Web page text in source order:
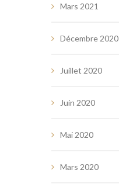
Mars 2021
Décembre 2020
Juillet 2020
Juin 2020
Mai 2020
Mars 2020